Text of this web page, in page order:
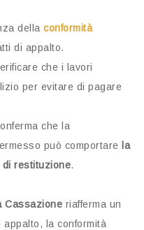
della conformità
di appalto.
che i lavori
per evitare di pagare
che la
può comportare la
di restituzione.
Cassazione riafferma un
la conformità